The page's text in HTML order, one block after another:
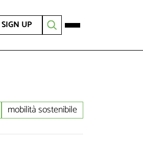
SIGN UP
mobilità sostenibile